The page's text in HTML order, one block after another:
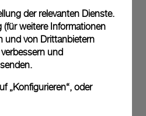
einer kostenlosen
des Online-Checkouts haben
hinzuzufügen.
der relevanten Dienste.
weitere Informationen
und von Drittanbietern
und
„Konfigurieren“, oder